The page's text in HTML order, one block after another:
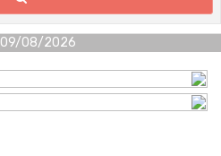
09/08/2026 01:02